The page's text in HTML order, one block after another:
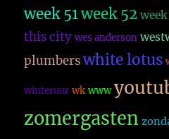
week 51week 52 week
this city wes anderson
plumbers white lotus
winteruur wk www
zomergasten